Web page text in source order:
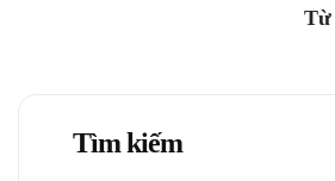
Từ
Tìm kiếm